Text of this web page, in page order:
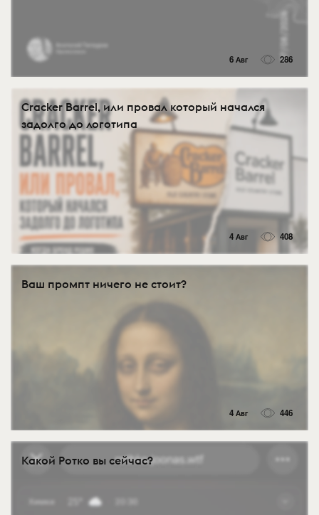
6 Авг 286
Cracker Barrel, или провал который начался
задолго до логотипа
4 Авг 408
Ваш промпт ничего не стоит?
4 Авг 446
Какой Ротко вы сейчас?